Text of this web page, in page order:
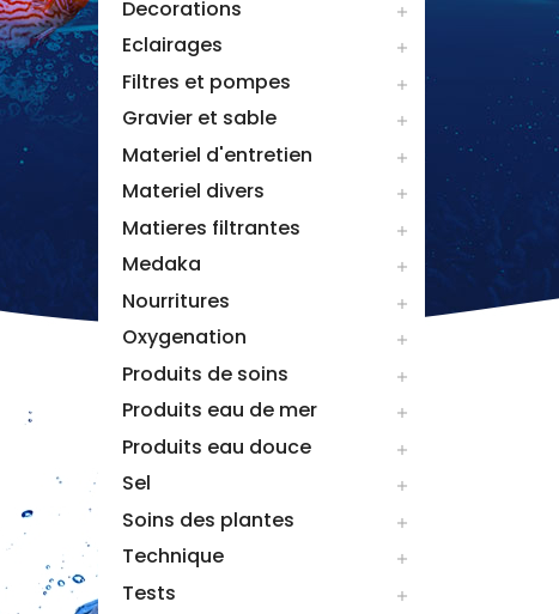
Decorations 
Eclairages 
Filtres et pompes 
Gravier et sable 
Materiel d'entretien 
Materiel divers 
Matieres filtrantes 
Medaka 
Nourritures 
Oxygenation 
Produits de soins 
Produits eau de mer 
Produits eau douce 
Sel 
Soins des plantes 
Technique 
Tests 